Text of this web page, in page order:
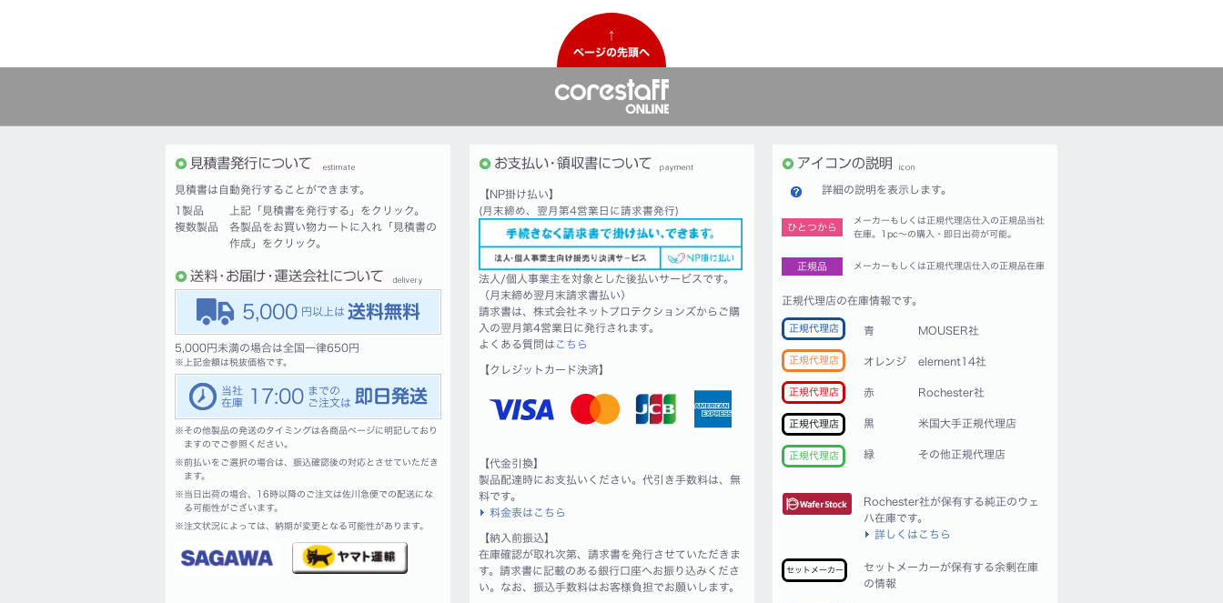
↑
ページの先頭へ
見積書は自動発行することができます。
1製品
上記「見積書を発行する」をクリック。
複数製品
各製品をお買い物カートに入れ「見積書の
作成」をクリック。
5,000
5,000円未満の場合は全国一律650円
※ 上記金額は税抜価格です。
17:00
※その他製品の発送のタイミングは各商品ページに明記しており
ますのでご参照ください。
※前払いをご選択の場合は、振込確認後の対応とさせていただき
ます。
※ 当日出荷の場合、16時以降のご注文は佐川急便での配送にな
る可能性がございます。
※注文状況によっては、納期が変更となる可能性があります。
【NP掛け払い】
(月末締め、翌月第4営業日に請求書発行)
法人/個人事業主を対象とした後払いサービスです。
（月末締め翌月末請求書払い）
請求書は、株式会社ネットプロテクションズからご購
入の翌月第4営業日に発行されます。
よくある質問は こちら
【クレジットカード決済】
【代金引換】
製品配達時にお支払いください。代引き手数料は、無
料です。
料金表はこちら
【納入前振込】
在庫確認が取れ次第、請求書を発行させていただきま
す。請求書に記載のある銀行口座へお振り込みくださ
い。なお、振込手数料はお客様負担でお願いします。
詳細の説明を表示します。
ひとつから
メーカーもしくは正規代理店仕入の正規品当社
在庫。1pc〜の購入・即日出荷が可能。
正規品 メーカーもしくは正規代理店仕入の正規品在庫
正規代理店の在庫情報です。
正規代理店
正規代理店
正規代理店
正規代理店
正規代理店
青 MOUSER社
オレンジ element14社
赤 Rochester社
黒 米国大手正規代理店
緑 その他正規代理店
Rochester社が保有する純正のウェ
ハ在庫です。
詳しくはこちら
セットメーカー
セットメーカーが保有する余剰在庫
の情報